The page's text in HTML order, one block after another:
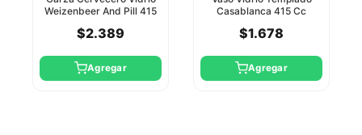
Weizenbeer And Pill 415
$2.389
Agregar
Casablanca 415 Cc
$1.678
Agregar